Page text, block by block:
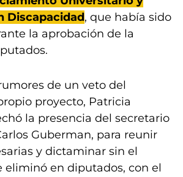
Discapacidad, que había sido
la aprobación de la
de un veto del
proyecto, Patricia
la presencia del secretario
Guberman, para reunir
y dictaminar sin el
eliminó en diputados, con el